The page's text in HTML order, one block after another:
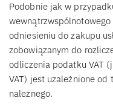
Podobnie jak w
odniesieniu do zakupu
zobowiązanym do
odliczenia podatku VAT
VAT) jest uzależnione
należnego.